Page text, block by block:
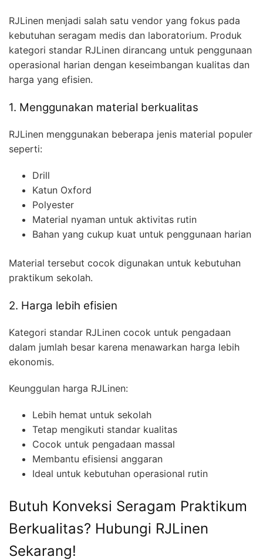
RJLinen menjadi salah satu vendor yang fokus pada
kebutuhan seragam medis dan laboratorium. Produk
kategori standar RJLinen dirancang untuk penggunaan
operasional harian dengan keseimbangan kualitas dan
harga yang efisien.
1. Menggunakan material berkualitas
RJLinen menggunakan beberapa jenis material populer
seperti:
Drill
Katun Oxford
Polyester
Material nyaman untuk aktivitas rutin
Bahan yang cukup kuat untuk penggunaan harian
Material tersebut cocok digunakan untuk kebutuhan
praktikum sekolah.
2. Harga lebih efisien
Kategori standar RJLinen cocok untuk pengadaan
dalam jumlah besar karena menawarkan harga lebih
ekonomis.
Keunggulan harga RJLinen:
Lebih hemat untuk sekolah
Tetap mengikuti standar kualitas
Cocok untuk pengadaan massal
Membantu efisiensi anggaran
Ideal untuk kebutuhan operasional rutin
Butuh Konveksi Seragam Praktikum
Berkualitas? Hubungi RJLinen
Sekarang!